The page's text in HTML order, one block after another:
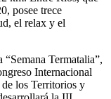
posee trece
el relax y el
“Semana Termatalia”,
Internacional
los Territorios y